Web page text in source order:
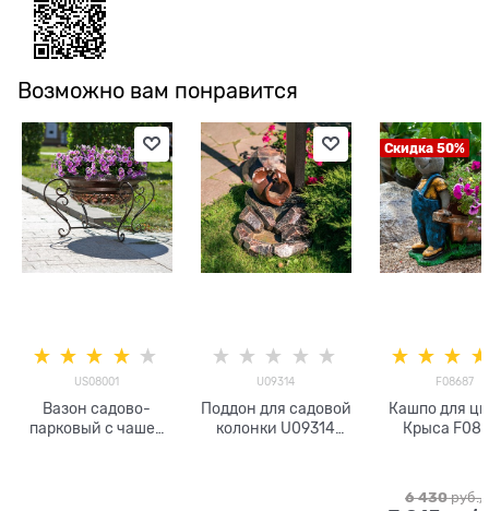
Возможно вам понравится
US08001
Вазон садово-
парковый с чашей
U09314
Поддон для садовой
колонки U09314
Скидка 50%
F08687
Кашпо для
Крыса
6 430 руб./